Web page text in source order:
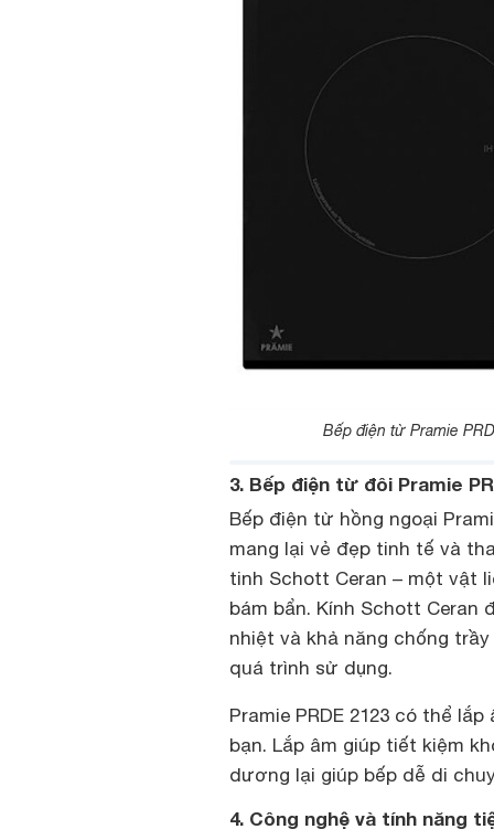
Bếp điện từ Pramie
3. Bếp điện từ đôi Pramie
Bếp điện từ hồng ngoại
mang lại vẻ đẹp tinh tế và
tinh Schott Ceran – một vật
bám bẩn. Kính Schott Ceran
nhiệt và khả năng chống
quá trình sử dụng.
Pramie PRDE 2123 có thể
bạn. Lắp âm giúp tiết kiệm
dương lại giúp bếp dễ di
4. Công nghệ và tính năng